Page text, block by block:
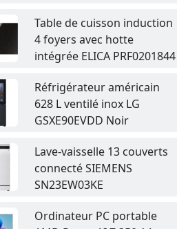
Table de cuisson induction
4 foyers avec hotte
intégrée ELICA PRF0201844
Réfrigérateur américain
628 L ventilé inox LG
GSXE90EVDD Noir
Lave-vaisselle 13 couverts
connecté SIEMENS
SN23EW03KE
Ordinateur PC portable